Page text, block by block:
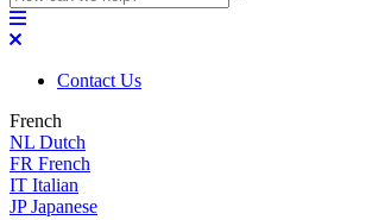
Contact Us
French
NL Dutch
FR French
IT Italian
JP Japanese